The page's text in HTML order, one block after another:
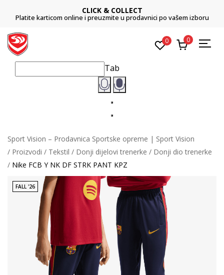
CLICK & COLLECT
Platite karticom online i preuzmite u prodavnici po vašem izboru
0 0
Tab
Sport Vision – Prodavnica Sportske opreme | Sport Vision
Proizvodi
Tekstil Donji dijelovi trenerke
Donji dio trenerke
Nike FCB Y NK DF STRK PANT KPZ
FALL '26